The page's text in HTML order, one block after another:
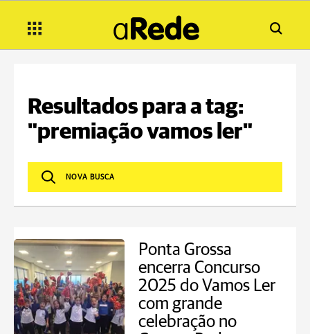
Resultados para a tag:
"premiação vamos ler"
Ponta Grossa
encerra Concurso
2025 do Vamos Ler
com grande
celebração no